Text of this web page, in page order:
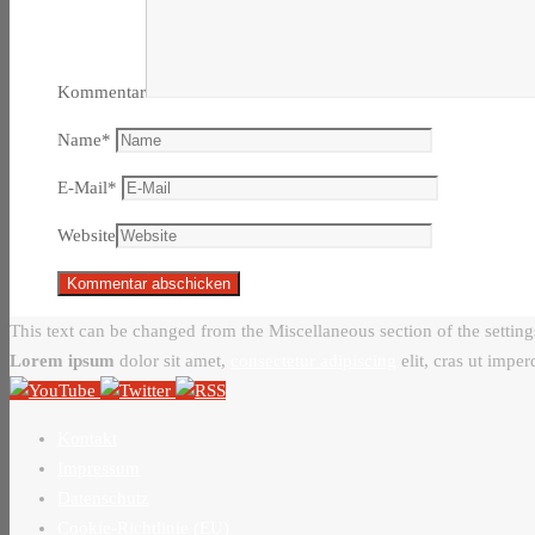
Kommentar
Name*
E-Mail*
Website
This text can be changed from the Miscellaneous section of the
Lorem ipsum dolor sit amet, elit, cras ut